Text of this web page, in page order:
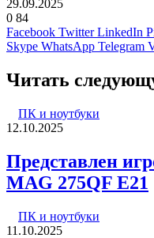
29.09.2025
0 84
Facebook Twitter LinkedIn
Skype WhatsApp Telegram
Читать
ПК и ноутбуки
12.10.2025
Представлен
MAG 275QF E21
ПК и ноутбуки
11.10.2025